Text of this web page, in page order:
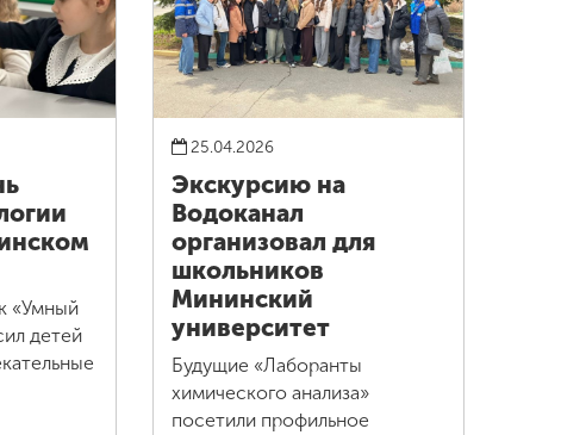
«Умный
детей
25.04.2026
Экскурсию на
Водоканал
организовал для
школьников
Мининский
университет
Будущие «Лаборанты
химического анализа»
посетили профильное